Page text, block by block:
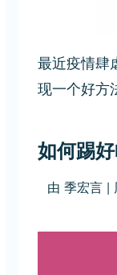
最近疫情肆
现一个好方
如何踢
由 季宏言|